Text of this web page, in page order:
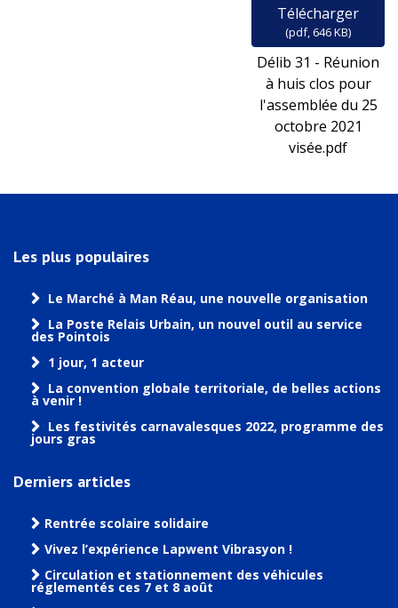
Télécharger
(pdf,646 KB)
Délib 31 - Réunion
à huis clos pour
l'assemblée du 25
octobre 2021
visée.pdf
Les plus populaires
Le Marché à Man Réau, une nouvelle organisation
La Poste Relais Urbain, un nouvel outil au service
des Pointois
1 jour, 1 acteur
La convention globale territoriale, de belles actions
à venir !
Les festivités carnavalesques 2022, programme des
jours gras
Derniers articles
Rentrée scolaire solidaire
Vivez l’expérience Lapwent Vibrasyon !
Circulation et stationnement des véhicules
réglementés ces 7 et 8 août